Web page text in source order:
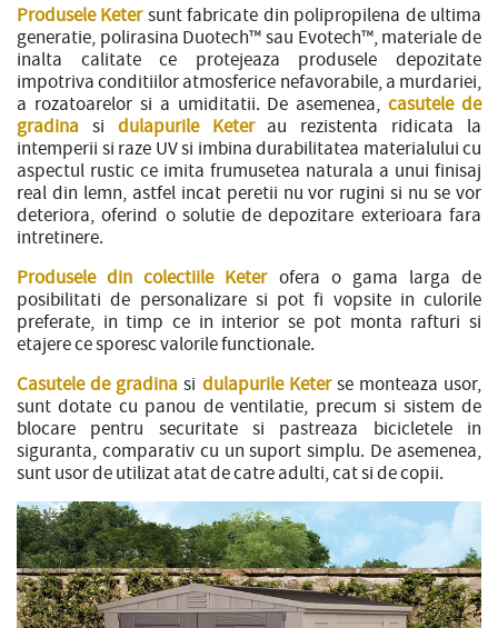
Produsele Ketersunt fabricate din polipropilena de ultima
generatie, polirasina Duotech™ sau Evotech™, materiale de
inalta calitate ce protejeaza produsele depozitate
impotriva conditiilor atmosferice nefavorabile, a murdariei,
a rozatoarelor si a umiditatii. De asemenea,casutele de
gradina si dulapurile Keterau rezistenta ridicata la
intemperii si raze UV si imbina durabilitatea materialului cu
aspectul rustic ce imita frumusetea naturala a unui finisaj
real din lemn, astfel incat peretii nu vor rugini si nu se vor
deteriora, oferind o solutie de depozitare exterioara fara
intretinere.
Produsele din colectiile Keterofera o gama larga de
posibilitati de personalizare si pot fi vopsite in culorile
preferate, in timp ce in interior se pot monta rafturi si
etajere ce sporesc valorile functionale.
Casutele de gradina si dulapurile Keterse monteaza usor,
sunt dotate cu panou de ventilatie, precum si sistem de
blocare pentru securitate si pastreaza bicicletele in
siguranta, comparativ cu un suport simplu. De asemenea,
sunt usor de utilizat atat de catre adulti, cat si de copii.